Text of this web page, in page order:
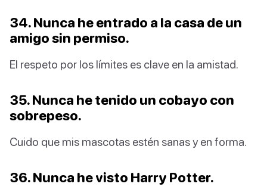
34. Nunca he entrado a la casa de un
amigo sin permiso.
El respeto por los límites es clave en la amistad.
35. Nunca he tenido un cobayo con
sobrepeso.
Cuido que mis mascotas estén sanas y en forma.
36. Nunca he visto Harry Potter.